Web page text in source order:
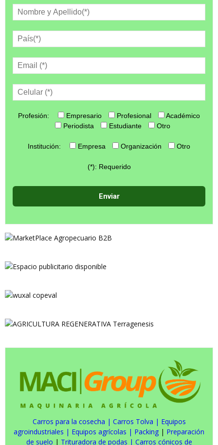
Profesión: Empresario Profesional
Académico
Periodista
Estudiante Otro
Institución: Empresa Organización Otro
(*): Requerido
Carros para la cosecha | Carros Tolva | Equipos
agroindustriales | Equipos agrícolas | Packing | Preparación
de suelo | Trituradora de podas | Carros cónicos de